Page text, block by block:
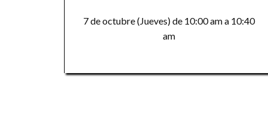
7 de octubre (Jueves) de 10:00 am a 10:40
am